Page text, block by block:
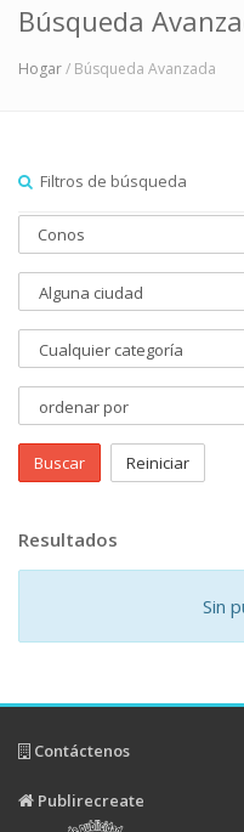
Búsqueda
Hogar/ Búsqueda Avanzada
Filtros de búsqueda
Buscar Reiniciar
Resultados
Sin
Contáctenos
Publirecreate